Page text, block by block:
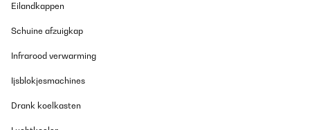
Eilandkappen
Schuine afzuigkap
Infrarood verwarming
Ijsblokjesmachines
Drank koelkasten